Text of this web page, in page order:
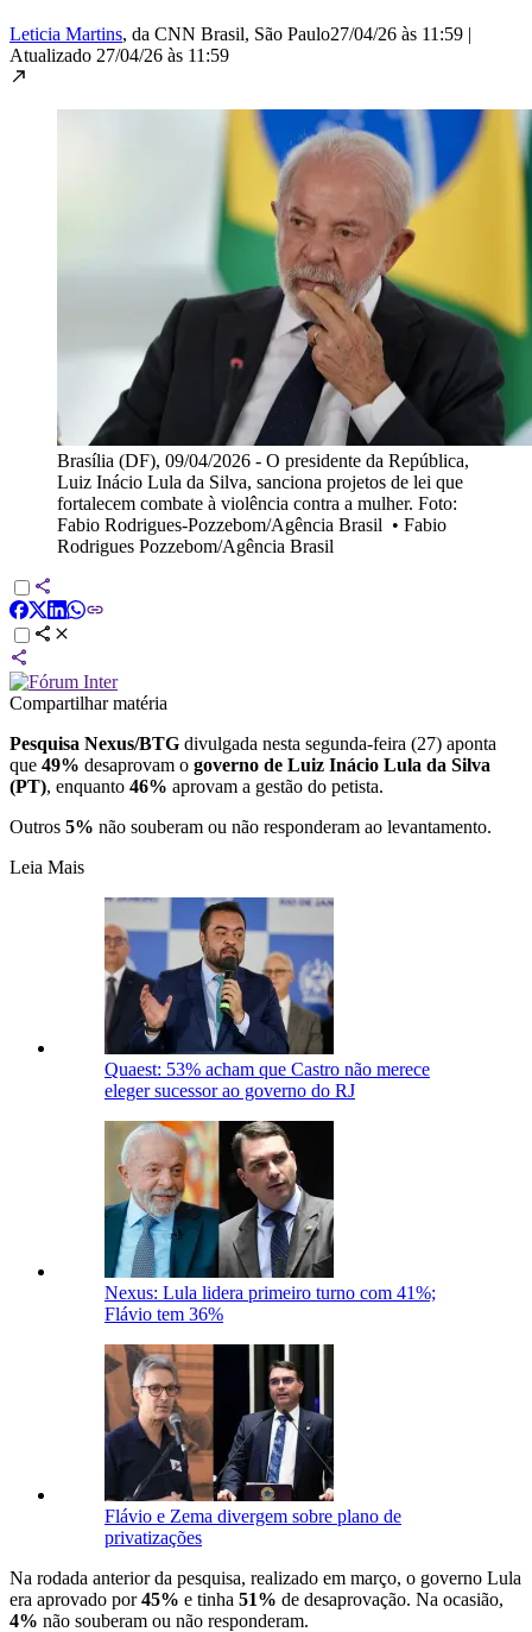
Leticia Martins, da CNN Brasil, São Paulo27/04/26 às 11:59 |
Atualizado 27/04/26 às 11:59
Brasília (DF), 09/04/2026 - O presidente da República,
Luiz Inácio Lula da Silva, sanciona projetos de lei que
fortalecem combate à violência contra a mulher. Foto:
Fabio Rodrigues-Pozzebom/Agência Brasil • Fabio
Rodrigues Pozzebom/Agência Brasil
Compartilhar matéria
Pesquisa Nexus/BTG divulgada nesta segunda-feira (27) aponta
que 49% desaprovam o governo de Luiz Inácio Lula da Silva
(PT), enquanto 46% aprovam a gestão do petista.
Outros 5% não souberam ou não responderam ao levantamento.
Leia Mais
Quaest: 53% acham que Castro não merece
eleger sucessor ao governo do RJ
Nexus: Lula lidera primeiro turno com 41%;
Flávio tem 36%
Flávio e Zema divergem sobre plano de
privatizações
Na rodada anterior da pesquisa, realizado em março, o governo Lula
era aprovado por45% e tinha 51% de desaprovação. Na ocasião,
4% não souberam ou não responderam.